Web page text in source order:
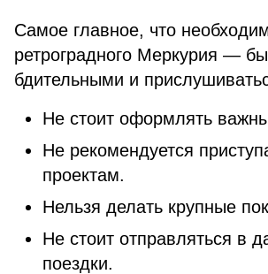
Самое главное, что
ретроградного Меркурия —
бдительными и
Не стоит оформлять
Не рекомендуется
проектам.
Нельзя делать крупные
Не стоит отправляться в
поездки.